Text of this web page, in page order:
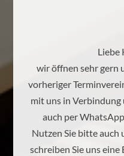
Liebe
wir öffnen sehr gern
vorheriger
mit uns in
auch per
Nutzen Sie bitte
schreiben Sie uns eine